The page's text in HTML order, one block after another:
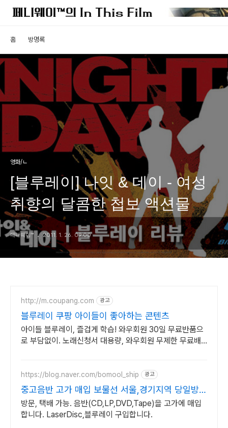
홈 방명록
영화/ㄴ
[블루레이] 나잇 & 데이 - 여성
취향의 달콤한 첩보 액션물
페니웨이™ 2011. 1. 26. 09:00
http://m.coupang.com 광고
블루레이 쿠팡 아이들이 좋아하는 콘텐츠
아이들 블루레이, 즐겁게 학습! 와우회원 30일 무료반품으
로 부담없이. 노래신청서 대용량, 와우회원 무제한 무료배
https://blog.naver.com/bomool_ship 광고
중고음반 고가 매입 보물선 서울,경기지역 당일방문
가능
방문, 택배 가능. 음반(CD,LP,DVD,Tape)을 고가에 매입
합니다. LaserDisc,블루레이 구입합니다.